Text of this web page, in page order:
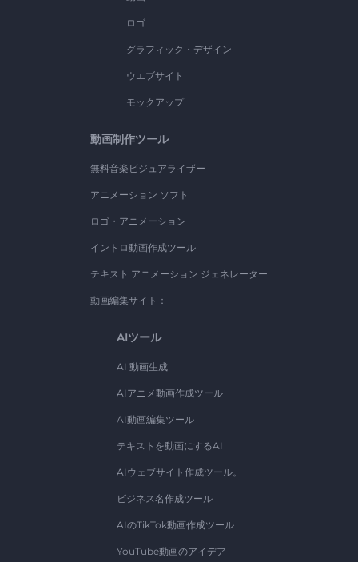
ロゴ
グラフィック・デザイン
ウエブサイト
モックアップ
動画制作ツール
無料音楽ビジュアライザー
アニメーション ソフト
ロゴ・アニメーション
イントロ動画作成ツール
テキスト アニメーション ジェネレーター
動画編集サイト：
AIツール
AI 動画生成
AIアニメ動画作成ツール
AI動画編集ツール
テキストを動画にするAI
AIウェブサイト作成ツール。
ビジネス名作成ツール
AIのTikTok動画作成ツール
YouTube動画のアイデア